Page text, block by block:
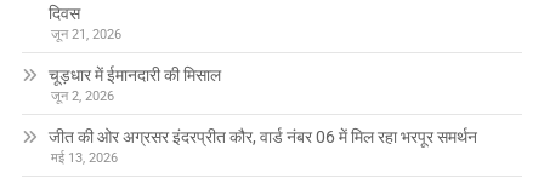
दिवस
जून 21, 2026
चूड़धार में ईमानदारी की मिसाल
जून 2, 2026
जीत की ओर अग्रसर इंदरप्रीत कौर, वार्ड नंबर 06 में मिल रहा भरपूर समर्थन
मई 13, 2026